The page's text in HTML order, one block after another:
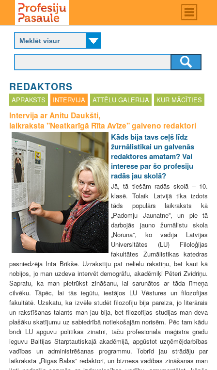
main
content
Main
menu
P
o
f
e
i
j
u
p
a
s
a
u
l
e
REDAKTORS
APRAKSTS INTERVIJA ATTĒLU GALERIJA KUR MĀCĪTIES
Intervija ar Anitu Daukšti,
laikraksta "Neatkarīgā Rīta Avīze" galveno redaktori
Kāds bija tavs ceļš līdz
žurnālistikai un galvenās
redaktores amatam? Vai
interese par šo profesiju
radās jau skolā?
Jā, tā tiešām radās skolā – 10.
klasē. Tolaik Latvijā tika izdots
tāds populārs laikraksts kā
„Padomju Jaunatne”, un pie tā
darbojās jauno žurnālistu skola
„Noruna”, ko vadīja Latvijas
Universitātes (LU) Filoloģijas
fakultātes Žurnālistikas katedras
pasniedzēja Inta Brikše. Uzrakstīju pat nelielu rakstiņu, bet kaut kā
nobijos, jo man uzdeva intervēt demogrāfu, akadēmiķi Pēteri Zvidriņu.
Sapratu, ka man pietrūkst zināšanu, lai sarunātos ar tāda līmeņa
cilvēku. Tāpēc, lai tās iegūtu, iestājos LU Vēstures un filozofijas
fakultātē. Uzskatu, ka izvēle studēt filozofiju bija pareiza, jo literārais
un rakstīšanas talants man jau bija, bet filozofijas studijas man deva
plašāku skatījumu uz sabiedrībā notiekošajām norisēm. Pēc tam kādu
brīdi LU apguvu politikas zinātni, taču profesionālā maģistra grādu
ieguvu Baltijas Starptautiskajā akadēmijā, apgūstot uzņēmējdarbības
vadības un administrēšanas programmu. Tobrīd jau strādāju par
laikraksta „Rīgas Balss” redaktori, un biznesa vadības zināšanas man